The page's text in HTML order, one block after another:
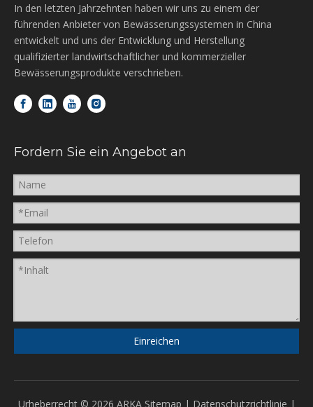
In den letzten Jahrzehnten haben wir uns zu einem der
führenden Anbieter von Bewässerungssystemen in China
entwickelt und uns der Entwicklung und Herstellung
qualifizierter landwirtschaftlicher und kommerzieller
Bewässerungsprodukte verschrieben.
Fordern Sie ein Angebot an
Einreichen
Urheberrecht © 2026 ARKA Sitemap | Datenschutzrichtlinie |